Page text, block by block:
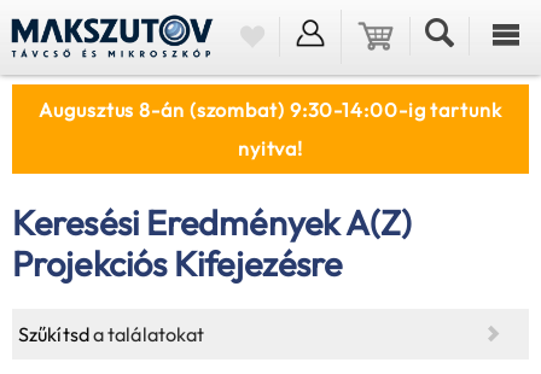
Augusztus 8-án (szombat) 9:30-14:00-ig tartunk
nyitva!
Keresési Eredmények A(z)
Projekciós Kifejezésre
Szűkítsda találatokat